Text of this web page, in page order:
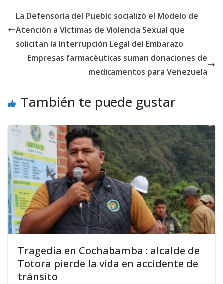
La Defensoría del Pueblo socializó el Modelo de
Atención a Víctimas de Violencia Sexual que
solicitan la Interrupción Legal del Embarazo
Empresas farmacéuticas suman donaciones de
medicamentos para Venezuela
También te puede gustar
Tragedia en Cochabamba : alcalde de
Totora pierde la vida en accidente de
tránsito